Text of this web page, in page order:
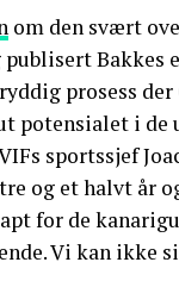
om den svært
Bakkes
prosess
i de
sportssjef
og et halvt år
for de
Vi kan ikke